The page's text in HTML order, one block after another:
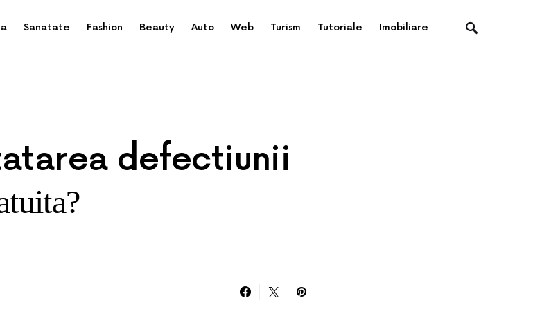
Sanatate Fashion Beauty Auto Web Turism Tutoriale Imobiliare
defectiunii